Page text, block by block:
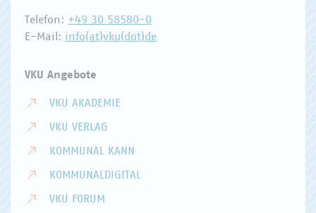
Telefon: +49 30 58580-0
E-Mail: info(at)vku(dot)de
VKU Angebote
VKU AKADEMIE
VKU VERLAG
KOMMUNAL KANN
KOMMUNALDIGITAL
VKU FORUM